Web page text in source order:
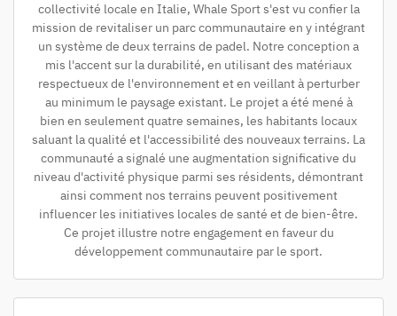
collectivité locale en Italie, Whale Sport s'est vu confier la
mission de revitaliser un parc communautaire en y intégrant
un système de deux terrains de padel. Notre conception a
mis l'accent sur la durabilité, en utilisant des matériaux
respectueux de l'environnement et en veillant à perturber
au minimum le paysage existant. Le projet a été mené à
bien en seulement quatre semaines, les habitants locaux
saluant la qualité et l'accessibilité des nouveaux terrains. La
communauté a signalé une augmentation significative du
niveau d'activité physique parmi ses résidents, démontrant
ainsi comment nos terrains peuvent positivement
influencer les initiatives locales de santé et de bien-être.
Ce projet illustre notre engagement en faveur du
développement communautaire par le sport.